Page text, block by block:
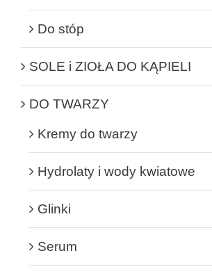
Do stóp
SOLE i ZIOŁA DO KĄPIELI
DO TWARZY
Kremy do twarzy
Hydrolaty i wody kwiatowe
Glinki
Serum